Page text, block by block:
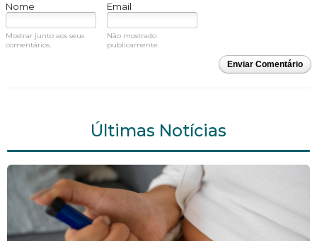
Nome
Email
Mostrar junto aos seus
comentários.
Não mostrado
publicamente.
Enviar Comentário
Últimas Notícias